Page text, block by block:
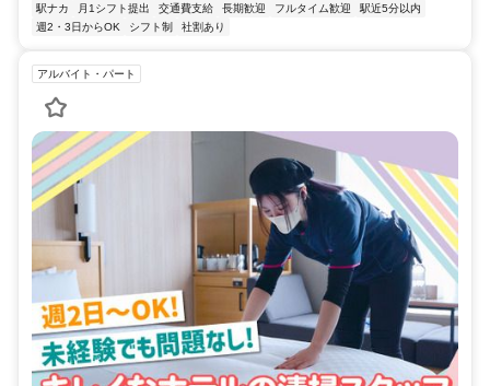
駅ナカ
月1シフト提出 交通費支給 長期歓迎 フルタイム歓迎
駅近5分以内
週2・3日からOK
シフト制 社割あり
アルバイト・パート